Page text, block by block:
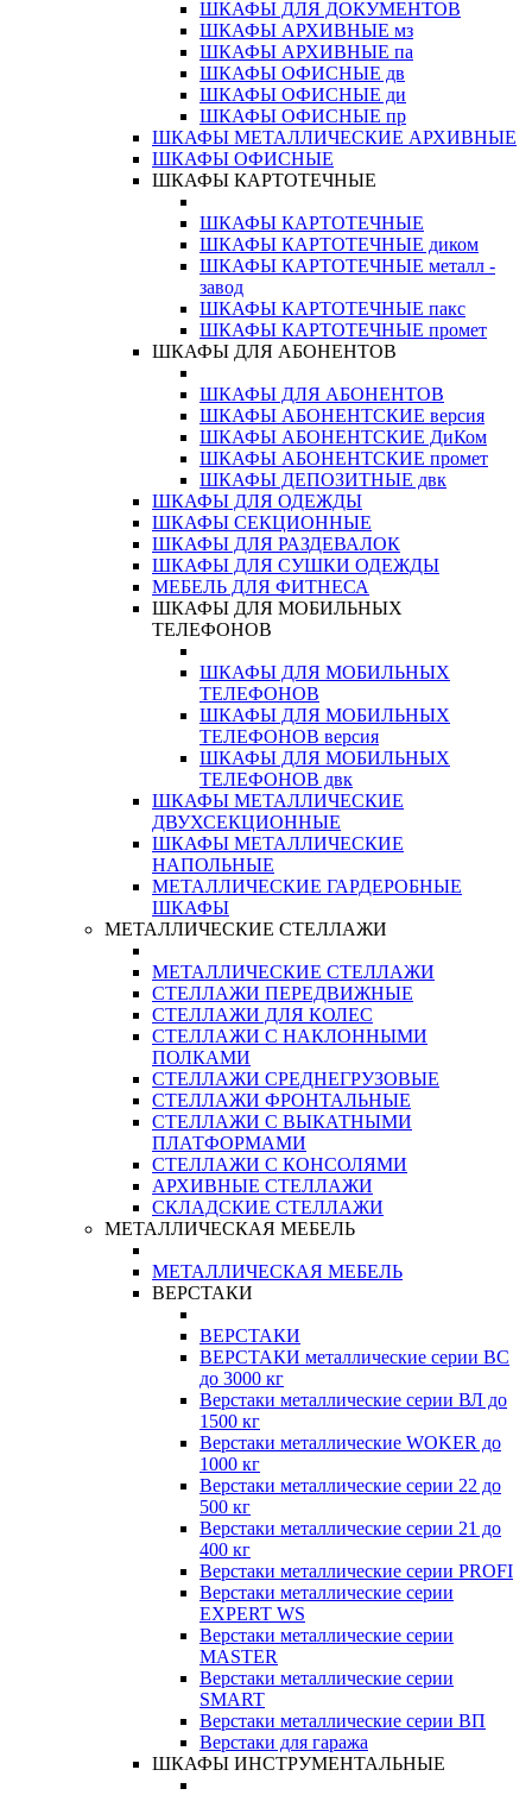
ШКАФЫ ДЛЯ ДОКУМЕНТОВ
ШКАФЫ АРХИВНЫЕ мз
ШКАФЫ АРХИВНЫЕ па
ШКАФЫ ОФИСНЫЕ дв
ШКАФЫ ОФИСНЫЕ ди
ШКАФЫ ОФИСНЫЕ пр
ШКАФЫ МЕТАЛЛИЧЕСКИЕ АРХИВНЫЕ
ШКАФЫ ОФИСНЫЕ
ШКАФЫ КАРТОТЕЧНЫЕ
ШКАФЫ КАРТОТЕЧНЫЕ
ШКАФЫ КАРТОТЕЧНЫЕ диком
ШКАФЫ КАРТОТЕЧНЫЕ металл -
завод
ШКАФЫ КАРТОТЕЧНЫЕ пакс
ШКАФЫ КАРТОТЕЧНЫЕ промет
ШКАФЫ ДЛЯ АБОНЕНТОВ
ШКАФЫ ДЛЯ АБОНЕНТОВ
ШКАФЫ АБОНЕНТСКИЕ версия
ШКАФЫ АБОНЕНТСКИЕ ДиКом
ШКАФЫ АБОНЕНТСКИЕ промет
ШКАФЫ ДЕПОЗИТНЫЕ двк
ШКАФЫ ДЛЯ ОДЕЖДЫ
ШКАФЫ СЕКЦИОННЫЕ
ШКАФЫ ДЛЯ РАЗДЕВАЛОК
ШКАФЫ ДЛЯ СУШКИ ОДЕЖДЫ
МЕБЕЛЬ ДЛЯ ФИТНЕСА
ШКАФЫ ДЛЯ МОБИЛЬНЫХ
ТЕЛЕФОНОВ
ШКАФЫ ДЛЯ МОБИЛЬНЫХ
ТЕЛЕФОНОВ
ШКАФЫ ДЛЯ МОБИЛЬНЫХ
ТЕЛЕФОНОВ версия
ШКАФЫ ДЛЯ МОБИЛЬНЫХ
ТЕЛЕФОНОВ двк
ШКАФЫ МЕТАЛЛИЧЕСКИЕ
ДВУХСЕКЦИОННЫЕ
ШКАФЫ МЕТАЛЛИЧЕСКИЕ
НАПОЛЬНЫЕ
МЕТАЛЛИЧЕСКИЕ ГАРДЕРОБНЫЕ
ШКАФЫ
МЕТАЛЛИЧЕСКИЕ СТЕЛЛАЖИ
МЕТАЛЛИЧЕСКИЕ СТЕЛЛАЖИ
СТЕЛЛАЖИ ПЕРЕДВИЖНЫЕ
СТЕЛЛАЖИ ДЛЯ КОЛЕС
СТЕЛЛАЖИ С НАКЛОННЫМИ
ПОЛКАМИ
СТЕЛЛАЖИ СРЕДНЕГРУЗОВЫЕ
СТЕЛЛАЖИ ФРОНТАЛЬНЫЕ
СТЕЛЛАЖИ С ВЫКАТНЫМИ
ПЛАТФОРМАМИ
СТЕЛЛАЖИ С КОНСОЛЯМИ
АРХИВНЫЕ СТЕЛЛАЖИ
СКЛАДСКИЕ СТЕЛЛАЖИ
МЕТАЛЛИЧЕСКАЯ МЕБЕЛЬ
МЕТАЛЛИЧЕСКАЯ МЕБЕЛЬ
ВЕРСТАКИ
ВЕРСТАКИ
ВЕРСТАКИ металлические серии ВС
до 3000 кг
Верстаки металлические серии ВЛ до
1500 кг
Верстаки металлические WOKER до
1000 кг
Верстаки металлические серии 22 до
500 кг
Верстаки металлические серии 21 до
400 кг
Верстаки металлические серии PROFI
Верстаки металлические серии
EXPERT WS
Верстаки металлические серии
MASTER
Верстаки металлические серии
SMART
Верстаки металлические серии ВП
Верстаки для гаража
ШКАФЫ ИНСТРУМЕНТАЛЬНЫЕ